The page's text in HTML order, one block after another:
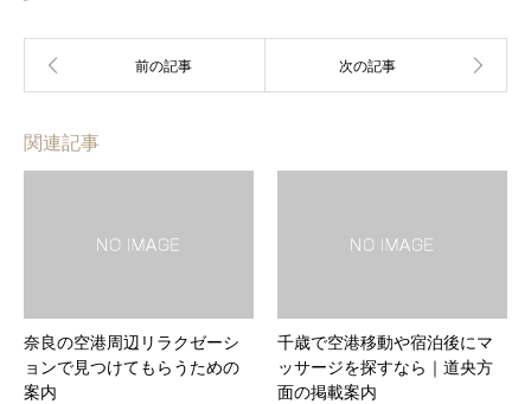
関連記事
奈良の空港周辺リラクゼーシ
ョンで見つけてもらうための
案内
千歳で空港移動や宿泊後にマ
ッサージを探すなら｜道央方
面の掲載案内